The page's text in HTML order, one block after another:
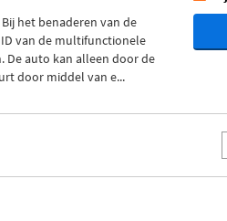
Bij het benaderen van de
van de multifunctionele
De auto kan alleen door de
door middel van e...